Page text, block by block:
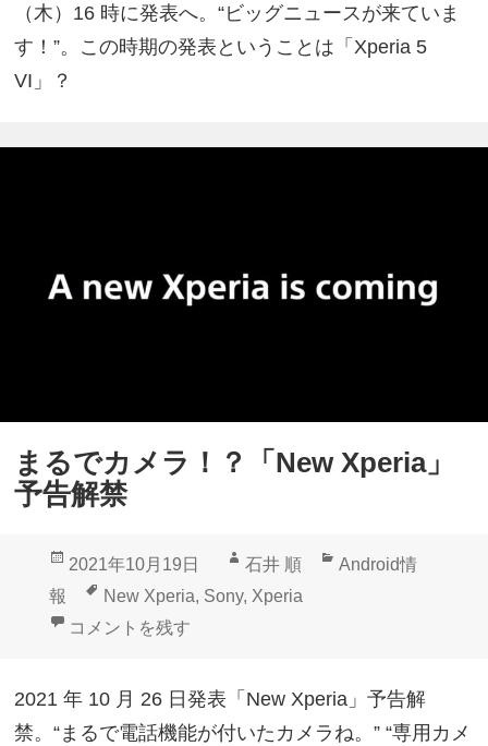
（木）16 時に発表へ。“ビッグニュースが来ていま
す！”。この時期の発表ということは「Xperia 5
VI」？
まるでカメラ！？「New Xperia」
予告解禁
投
日:
2021年10月19日
作
成
石井 順
カ
Android情
報
タ
グ
New Xperia, Sony, Xperia
まるでカメラ！？「New Xperia」予告解禁 に
コメントを残す
2021 年 10 月 26 日発表「New Xperia」予告解
禁。“まるで電話機能が付いたカメラね。” “専用カメ